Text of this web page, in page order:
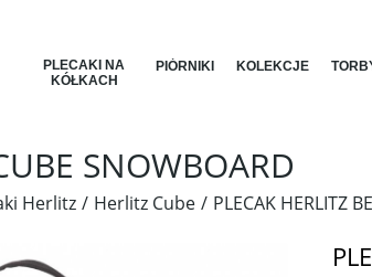
PLECAKI NA
KÓŁKACH
PIÓRNIKI KOLEKCJE
SNOWBOARD
Herlitz Herlitz Cube PLECAK HERLITZ